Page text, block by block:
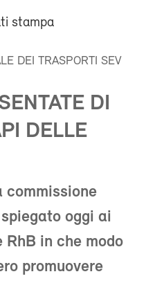
stampa
DEI TRASPORTI SEV
DI
DELLE
commissione
oggi ai
in che modo
promuovere